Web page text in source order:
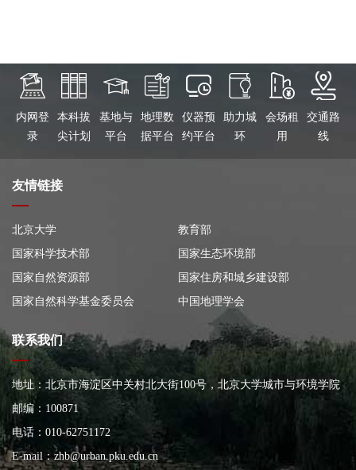
内网登
录
本科拔
尖计划
基地与
平台
地理数
据平台
仪器预
约平台
助力城
环
会场租
用
交通路
线
友情链接
北京大学
教育部
国家科学技术部
国家生态环境部
国家自然资源部
国家住房和城乡建设部
国家自然科学基金委员会
中国地理学会
联系我们
地址：北京市海淀区中关村北大街100号，北京大学城市与环境学院
大楼
邮编：100871
电话：010-62751172
E-mail：zhb@urban.pku.edu.cn